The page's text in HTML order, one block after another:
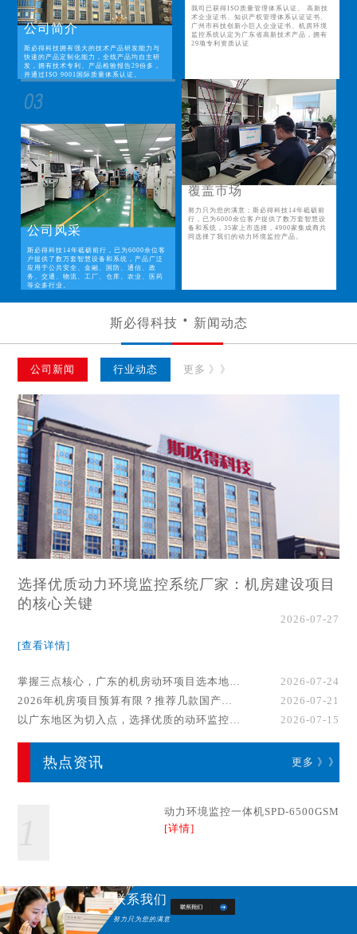
公司简介
斯必得科技拥有强大的技术产品研发能力与
快速的产品定制化能力，全线产品均自主研
发，拥有技术专利、产品检验报告29份多，
并通过ISO 9001国际质量体系认证。
我司已获得ISO质量管理体系认证、 高新技
术企业证书、知识产权管理体系认证证书、
广州市科技创新小巨人企业证书、机房环境
监控系统认定为广东省高新技术产品，拥有
29项专利资质认证
公司风采
斯必得科技14年砥砺前行，已为6000余位客
户提供了数万套智慧设备和系统，产品广泛
应用于公共安全、金融、国防、通信、政
务、交通、物流、工厂、仓库、农业、医药
等众多行业。
覆盖市场
努力只为您的满意；斯必得科技14年砥砺前
行，已为6000余位客户提供了数万套智慧设
备和系统，35家上市选择，4900家集成商共
同选择了我们的动力环境监控产品。
斯必得科技 新闻动态
公司新闻 行业动态 更多 》》
选择优质动力环境监控系统厂家：机房建设项目
的核心关键
2026-07-27
[查看详情]
掌握三点核心，广东的机房动环项目选本地厂家事半功倍！
2026-07-24
2026年机房项目预算有限？推荐几款国产动环监控系统品牌
2026-07-21
以广东地区为切入点，选择优质的动环监控系统厂家
2026-07-15
热点资讯 更多 》》
动力环境监控一体机SPD-6500GSM
[详情]
联系我们
努力只为您的满意